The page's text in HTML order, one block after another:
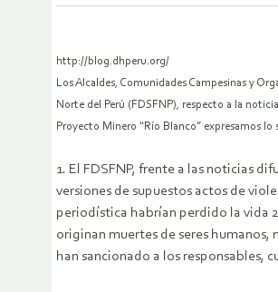
http://blog.dhperu.org/
Los Alcaldes, Comunidades Campesinas y
Norte del Perú (FDSFNP), respecto a la
Proyecto Minero “Río Blanco” expresamos lo
1. El FDSFNP, frente a las noticias
versiones de supuestos actos de
periodística habrían perdido la vida
originan muertes de seres humanos,
han sancionado a los responsables,